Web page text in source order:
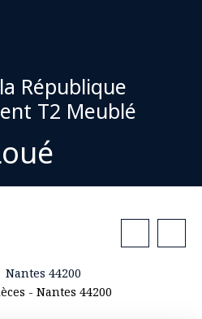
République
T2 Meublé
Nantes 44200
- Nantes 44200